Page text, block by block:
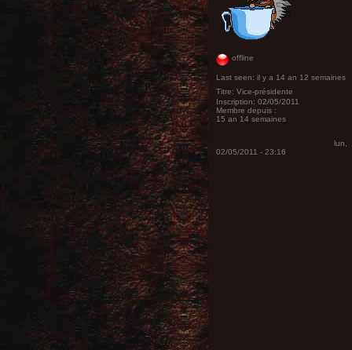
offline
Last seen: il y a 14 an 12 semaines
Titre: Vice-présidente
Inscription: 02/05/2011
Membre depuis :
15 an 14 semaines
lun,
02/05/2011 - 23:16